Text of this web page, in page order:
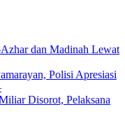
dan Madinah Lewat
Polisi Apresiasi
Disorot, Pelaksana